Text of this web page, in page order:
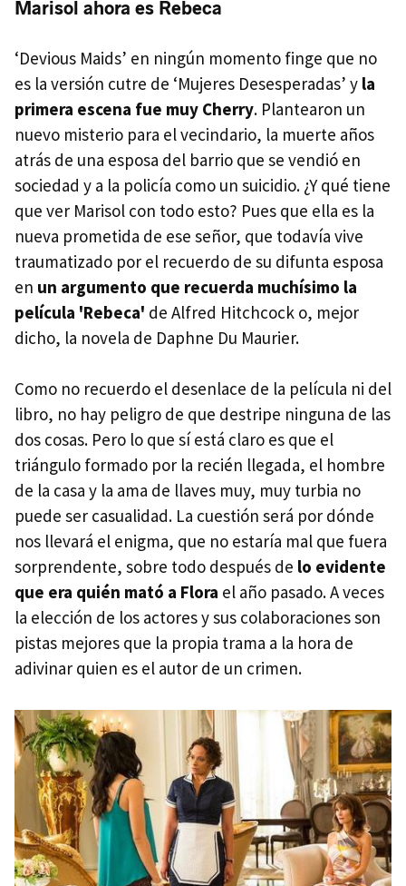
Marisol ahora es Rebeca
‘Devious Maids’ en ningún momento finge que no
es la versión cutre de ‘Mujeres Desesperadas’ y la
primera escena fue muy Cherry. Plantearon un
nuevo misterio para el vecindario, la muerte años
atrás de una esposa del barrio que se vendió en
sociedad y a la policía como un suicidio. ¿Y qué tiene
que ver Marisol con todo esto? Pues que ella es la
nueva prometida de ese señor, que todavía vive
traumatizado por el recuerdo de su difunta esposa
en un argumento que recuerda muchísimo la
película 'Rebeca' de Alfred Hitchcock o, mejor
dicho, la novela de Daphne Du Maurier.
Como no recuerdo el desenlace de la película ni del
libro, no hay peligro de que destripe ninguna de las
dos cosas. Pero lo que sí está claro es que el
triángulo formado por la recién llegada, el hombre
de la casa y la ama de llaves muy, muy turbia no
puede ser casualidad. La cuestión será por dónde
nos llevará el enigma, que no estaría mal que fuera
sorprendente, sobre todo después de lo evidente
que era quién mató a Flora el año pasado. A veces
la elección de los actores y sus colaboraciones son
pistas mejores que la propia trama a la hora de
adivinar quien es el autor de un crimen.